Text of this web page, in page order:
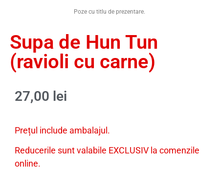
Poze cu titlu de prezentare.
Supa de Hun Tun
(ravioli cu carne)
27,00 lei
Prețul include ambalajul.
Reducerile sunt valabile EXCLUSIV la comenzile
online.